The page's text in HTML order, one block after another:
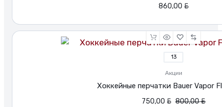
860,00 BYN
13
Акции
Хоккейные перчатки Bauer Vapor
800,00BYN
Первоначальная
750,00 BYN
Текущая